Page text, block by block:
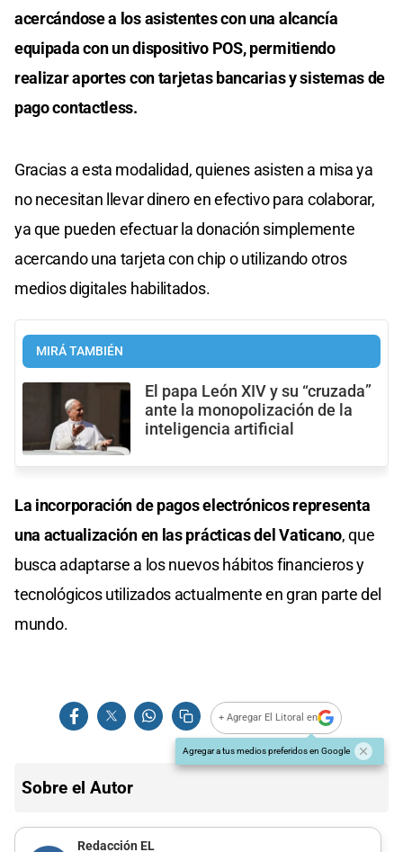
acercándose a los asistentes con una alcancía
equipada con un dispositivo POS, permitiendo
realizar aportes con tarjetas bancarias y sistemas de
pago contactless.
Gracias a esta modalidad, quienes asisten a misa ya
no necesitan llevar dinero en efectivo para colaborar,
ya que pueden efectuar la donación simplemente
acercando una tarjeta con chip o utilizando otros
medios digitales habilitados.
MIRÁ TAMBIÉN
El papa León XIV y su “cruzada”
ante la monopolización de la
inteligencia artificial
La incorporación de pagos electrónicos representa
una actualización en las prácticas del Vaticano, que
busca adaptarse a los nuevos hábitos financieros y
tecnológicos utilizados actualmente en gran parte del
mundo.
+ Agregar El Litoral en
Agregar a tus medios preferidos en Google
Sobre el Autor
Redacción EL